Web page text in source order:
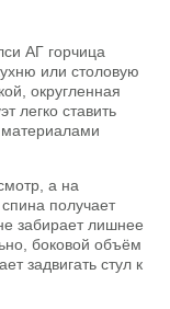
АГ горчица
или столовую
округленная
легко ставить
материалами
а на
получает
забирает лишнее
боковой объём
задвигать стул к